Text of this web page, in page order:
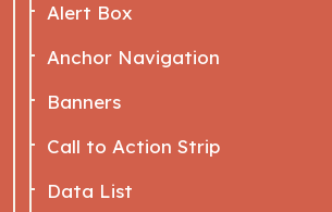
Alert Box
Anchor Navigation
Banners
Call to Action Strip
Data List